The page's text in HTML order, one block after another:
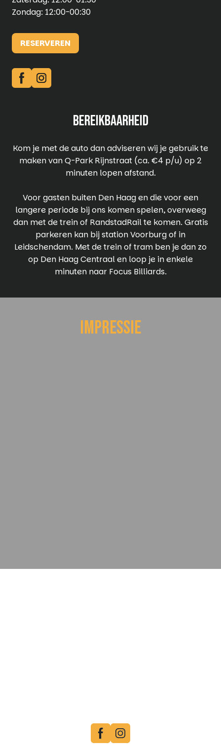
Zondag: 12:00-00:30
RESERVEREN
bereikbaarheid
Kom je met de auto dan adviseren wij je gebruik te
maken van Q-Park Rijnstraat (ca. €4 p/u) op 2
minuten lopen afstand.
Voor gasten buiten Den Haag en die voor een
langere periode bij ons komen spelen, overweeg
dan met de trein of RandstadRail te komen. Gratis
parkeren kan bij station Voorburg of in
Leidschendam. Met de trein of tram ben je dan zo
op Den Haag Centraal en loop je in enkele
minuten naar Focus Billiards.
impressie